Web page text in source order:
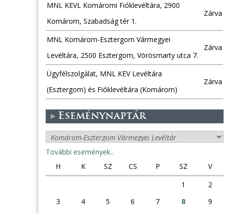
MNL KEVL Komáromi Fióklevéltára, 2900
Komárom, Szabadság tér 1.
Zárva
MNL Komárom-Esztergom Vármegyei
Levéltára, 2500 Esztergom, Vörösmarty utca 7.
Zárva
Ügyfélszolgálat, MNL KEV Levéltára
(Esztergom) és Fióklevéltára (Komárom)
Zárva
Eseménynaptár
További események..
H
K SZ CS P SZ
V
1
2
3
4 5 6 7 8
9